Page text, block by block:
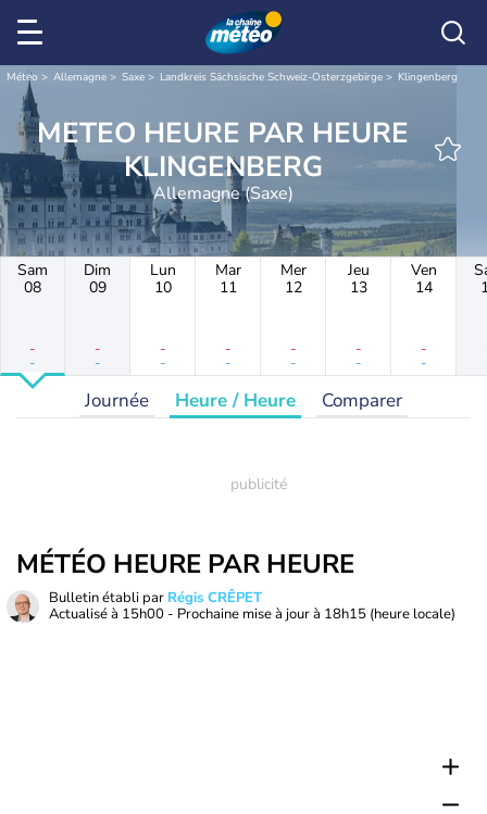
Météo Allemagne Saxe Landkreis Sächsische Schweiz-Osterzgebirge Klingenberg
METEO HEURE PAR HEURE
KLINGENBERG
Allemagne (Saxe)
Sam
08
-
-
Dim
09
-
-
Lun
10
-
-
Mar
11
-
-
Mer
12
-
-
Jeu
13
-
-
Ven
14
-
-
Journée Heure / Heure Comparer
MÉTÉO HEURE PAR HEURE
Bulletin établi par Régis CRÊPET
Actualisé à 15h00 - Prochaine mise à jour à 18h15 (heure locale)